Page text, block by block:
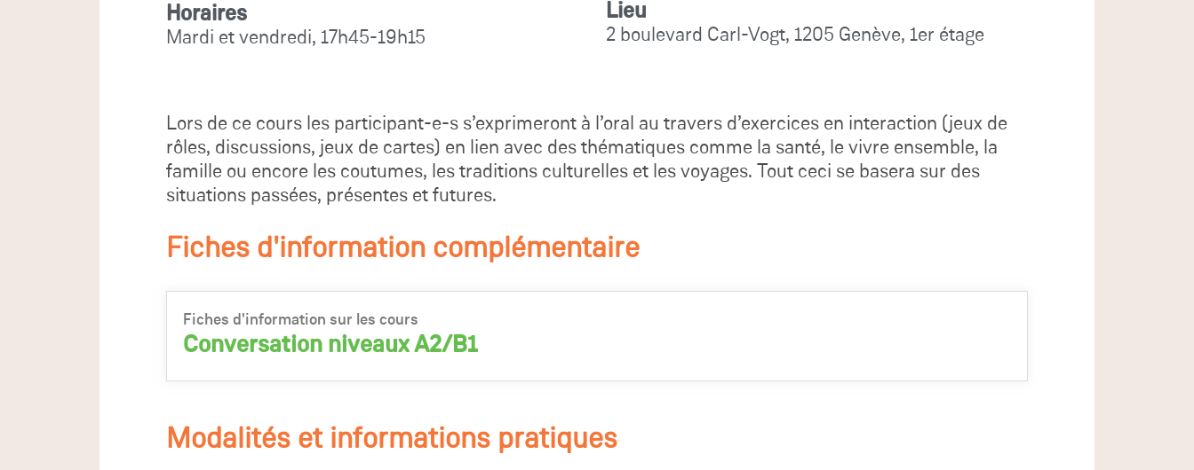
Horaires
Mardi et vendredi, 17h45-19h15
Lieu
2 boulevard Carl-Vogt, 1205 Genève, 1er étage
Lors de ce cours les participant-e-s s’exprimeront à l’oral au travers d’exercices en interaction (jeux de
rôles, discussions, jeux de cartes) en lien avec des thématiques comme la santé, le vivre ensemble, la
famille ou encore les coutumes, les traditions culturelles et les voyages. Tout ceci se basera sur des
situations passées, présentes et futures.
Fiches d'information complémentaire
Fiches d'information sur les cours
Conversation niveaux A2/B1
Modalités et informations pratiques